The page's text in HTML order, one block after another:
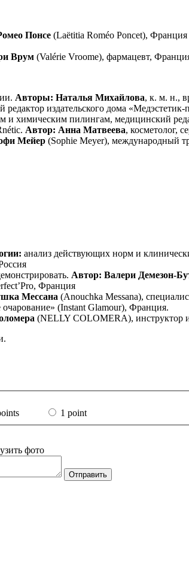
Понсе (Laëtitia Roméo Poncet), Франция
Врум (Valérie Vroome), фармацевт,
Авторы: Наталья Михайлова, к. м. н.,
издательского дома «Медэстетик-
химическим пилингам, медицинский
Автор: Анна Матвеева, косметолог,
Мейер (Sophie Meyer), международный
анализ действующих норм и
Автор: Валери Демезон-
Франция
Мессана (Anouchka Messana),
(Instant Glamour), Франция.
(NELLY COLOMERA), инструктор
1 point
фото
Отправить